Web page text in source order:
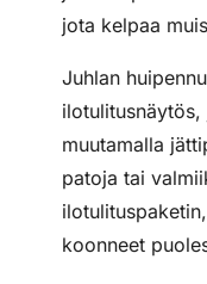
jota kelpaa
Juhlan
muutamalla
patoja tai
koonneet